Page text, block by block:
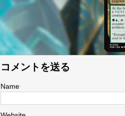
コメントを送る
Name